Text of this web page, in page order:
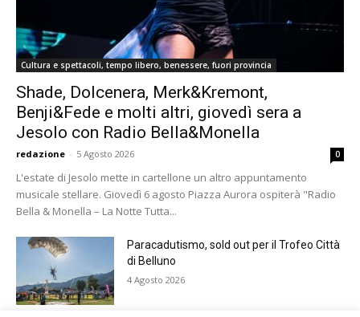
Cultura e spettacoli, tempo libero, benessere, fuori provincia
Shade, Dolcenera, Merk&Kremont,
Benji&Fede e molti altri, giovedì sera a
Jesolo con Radio Bella&Monella
redazione - 5 Agosto 2026 0
L'estate di Jesolo mette in cartellone un altro appuntamento
musicale stellare. Giovedì 6 agosto Piazza Aurora ospiterà "Radio
Bella & Monella – La Notte Tutta...
Paracadutismo, sold out per il Trofeo Città
di Belluno
4 Agosto 2026